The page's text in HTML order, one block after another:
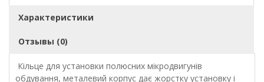
Характеристики
Отзывы (0)
Кільце для установки полюсних мікродвигунів
обдування, металевий корпус дає жорстку установку і